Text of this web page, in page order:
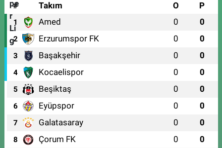
# Takım O P
1 Amed 0 0
2 Erzurumspor FK 0 0
3 Başakşehir 0 0
4 Kocaelispor 0 0
5 Beşiktaş 0 0
6 Eyüpspor 0 0
7 Galatasaray 0 0
8 Çorum FK 0 0